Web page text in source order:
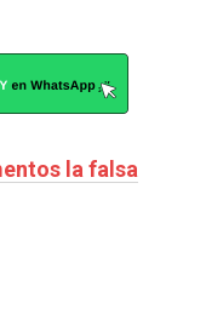
la falsa